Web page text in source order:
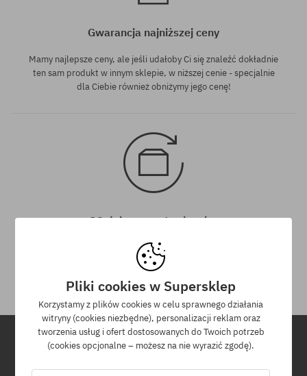
Gwarancja najniższej ceny
Mamy najlepsze ceny, ale jeśli udałoby Ci się znaleźć dokładnie
ten sam produkt w innym sklepie, w niższej cenie - specjalnie
dla Ciebie również obniżymy jego cenę!
30 dni na zwrot zakupów
Na zwrot zakupionych produktów masz 30 dni licząc od daty
otrzymania przesyłki.
Newsletter
Pliki cookies w Supersklep
Korzystamy z plików cookies w celu sprawnego działania
witryny (cookies niezbędne), personalizacji reklam oraz
tworzenia usług i ofert dostosowanych do Twoich potrzeb
(cookies opcjonalne – możesz na nie wyrazić zgodę).